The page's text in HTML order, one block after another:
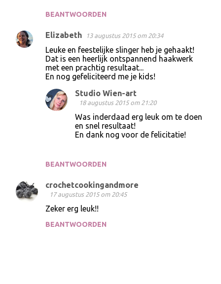
BEANTWOORDEN
Elizabeth 13 augustus 2015 om 20:34
Leuke en feestelijke slinger heb je gehaakt!
Dat is een heerlijk ontspannend haakwerk
met een prachtig resultaat...
En nog gefeliciteerd me je kids!
BEANTWOORDEN
Studio Wien-art
18 augustus 2015 om 21:20
Was inderdaad erg leuk om te doen
en snel resultaat!
En dank nog voor de felicitatie!
crochetcookingandmore
17 augustus 2015 om 20:45
Zeker erg leuk!!
BEANTWOORDEN